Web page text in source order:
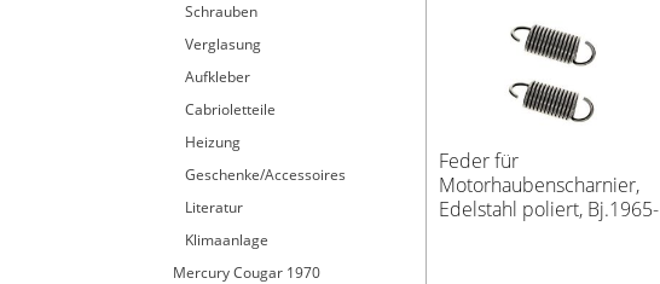
Schrauben
Verglasung
Aufkleber
Cabrioletteile
Heizung
Geschenke/Accessoires
Literatur
Klimaanlage
Mercury Cougar 1970
Feder für
Motorhaubenscharnier,
Edelstahl poliert, Bj.1965-